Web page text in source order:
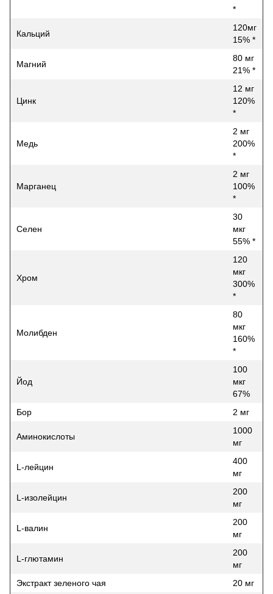
*
Кальций
120мг
15% *
Магний
80 мг
21% *
Цинк
12 мг
120%
*
Медь
2 мг
200%
*
Марганец
2 мг
100%
*
Селен
30
мкг
55% *
Хром
120
мкг
300%
*
Молибден
80
мкг
160%
*
Йод
100
мкг
67%
Бор
2 мг
Аминокислоты
1000
мг
L-лейцин
400
мг
L-изолейцин
200
мг
L-валин
200
мг
L-глютамин
200
мг
Экстракт зеленого чая
20 мг